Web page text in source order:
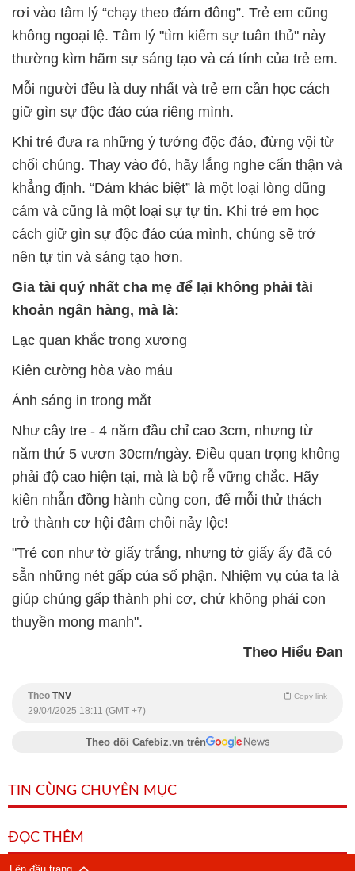
rơi vào tâm lý “chạy theo đám đông”. Trẻ em cũng
không ngoại lệ. Tâm lý "tìm kiếm sự tuân thủ" này
thường kìm hãm sự sáng tạo và cá tính của trẻ em.
Mỗi người đều là duy nhất và trẻ em cần học cách
giữ gìn sự độc đáo của riêng mình.
Khi trẻ đưa ra những ý tưởng độc đáo, đừng vội từ
chối chúng. Thay vào đó, hãy lắng nghe cẩn thận và
khẳng định. “Dám khác biệt” là một loại lòng dũng
cảm và cũng là một loại sự tự tin. Khi trẻ em học
cách giữ gìn sự độc đáo của mình, chúng sẽ trở
nên tự tin và sáng tạo hơn.
Gia tài quý nhất cha mẹ để lại không phải tài
khoản ngân hàng, mà là:
Lạc quan khắc trong xương
Kiên cường hòa vào máu
Ánh sáng in trong mắt
Như cây tre - 4 năm đầu chỉ cao 3cm, nhưng từ
năm thứ 5 vươn 30cm/ngày. Điều quan trọng không
phải độ cao hiện tại, mà là bộ rễ vững chắc. Hãy
kiên nhẫn đồng hành cùng con, để mỗi thử thách
trở thành cơ hội đâm chồi nảy lộc!
"Trẻ con như tờ giấy trắng, nhưng tờ giấy ấy đã có
sẵn những nét gấp của số phận. Nhiệm vụ của ta là
giúp chúng gấp thành phi cơ, chứ không phải con
thuyền mong manh".
Theo Hiểu Đan
Theo TNV Copy link
29/04/2025 18:11 (GMT +7)
Theo dõi Cafebiz.vn trên
TIN CÙNG CHUYÊN MỤC
ĐỌC THÊM